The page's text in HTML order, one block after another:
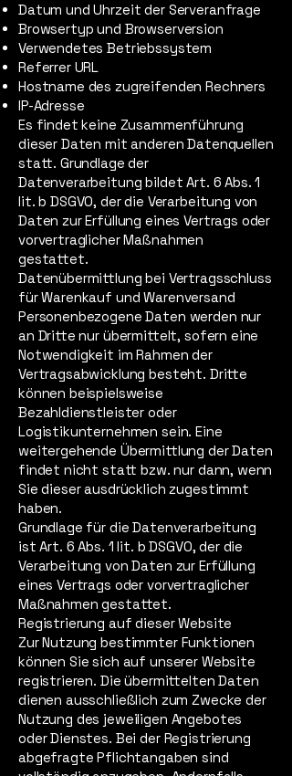
Datum und Uhrzeit der Serveranfrage
Browsertyp und Browserversion
Verwendetes Betriebssystem
Referrer URL
Hostname des zugreifenden Rechners
IP-Adresse
Es findet keine Zusammenführung
dieser Daten mit anderen Datenquellen
statt. Grundlage der
Datenverarbeitung bildet Art. 6 Abs. 1
lit. b DSGVO, der die Verarbeitung von
Daten zur Erfüllung eines Vertrags oder
vorvertraglicher Maßnahmen
gestattet.
Datenübermittlung bei Vertragsschluss
für Warenkauf und Warenversand
Personenbezogene Daten werden nur
an Dritte nur übermittelt, sofern eine
Notwendigkeit im Rahmen der
Vertragsabwicklung besteht. Dritte
können beispielsweise
Bezahldienstleister oder
Logistikunternehmen sein. Eine
weitergehende Übermittlung der Daten
findet nicht statt bzw. nur dann, wenn
Sie dieser ausdrücklich zugestimmt
haben.
Grundlage für die Datenverarbeitung
ist Art. 6 Abs. 1 lit. b DSGVO, der die
Verarbeitung von Daten zur Erfüllung
eines Vertrags oder vorvertraglicher
Maßnahmen gestattet.
Registrierung auf dieser Website
Zur Nutzung bestimmter Funktionen
können Sie sich auf unserer Website
registrieren. Die übermittelten Daten
dienen ausschließlich zum Zwecke der
Nutzung des jeweiligen Angebotes
oder Dienstes. Bei der Registrierung
abgefragte Pflichtangaben sind